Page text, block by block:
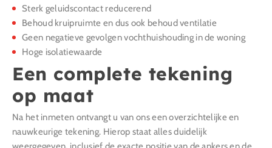
Sterk geluidscontact reducerend
Behoud kruipruimte en dus ook behoud ventilatie
Geen negatieve gevolgen vochthuishouding in de woning
Hoge isolatiewaarde
Een complete tekening
op maat
Na het inmeten ontvangt u van ons een overzichtelijke en
nauwkeurige tekening. Hierop staat alles duidelijk